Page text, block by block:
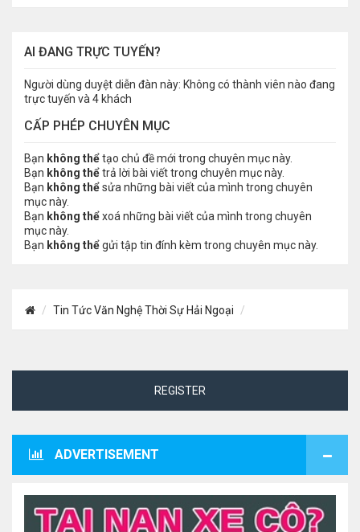
AI ĐANG TRỰC TUYẾN?
Người dùng duyệt diễn đàn này: Không có thành viên nào đang
trực tuyến và 4 khách
CẤP PHÉP CHUYÊN MỤC
Bạn không thểtạo chủ đề mới trong chuyên mục này.
Bạn không thểtrả lời bài viết trong chuyên mục này.
Bạn không thểsửa những bài viết của mình trong chuyên
mục này.
Bạn không thểxoá những bài viết của mình trong chuyên
mục này.
Bạn không thểgửi tập tin đính kèm trong chuyên mục này.
Tin Tức Văn Nghệ Thời Sự Hải Ngoại
REGISTER
ADVERTISEMENT